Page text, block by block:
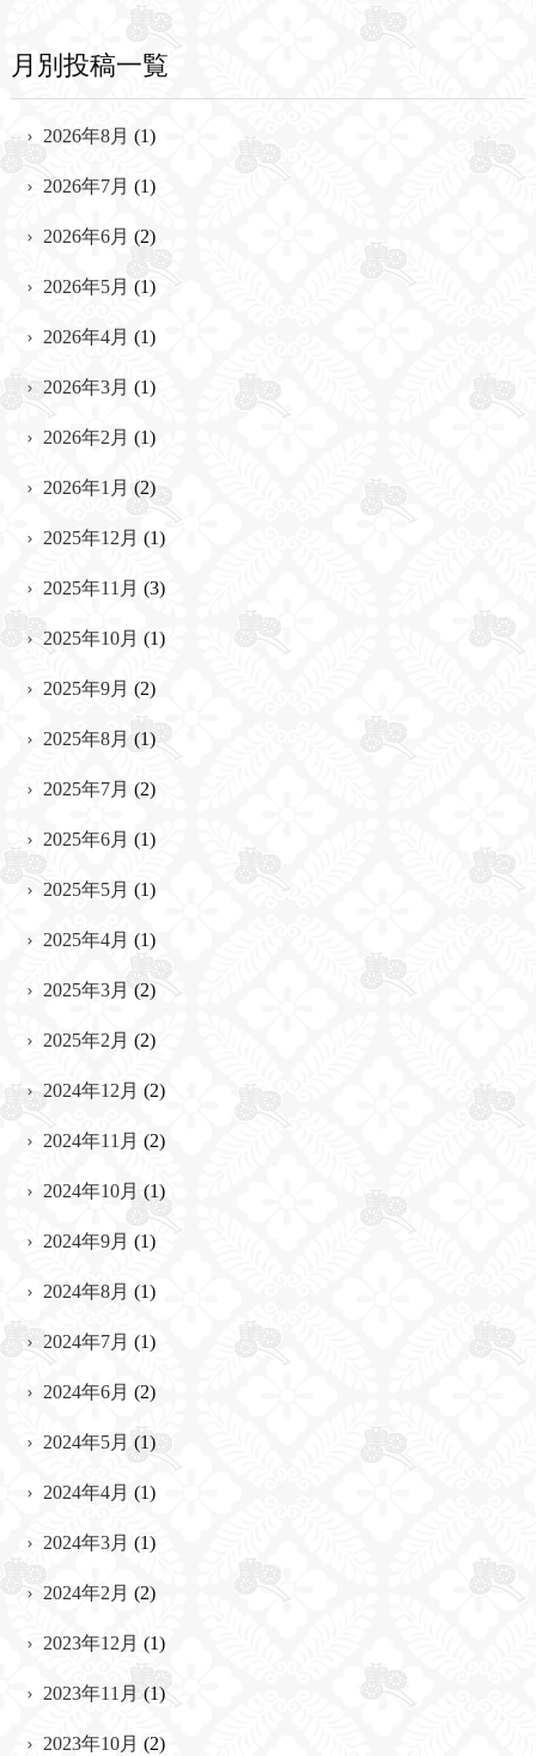
月別投稿一覧
2026年8月 (1)
2026年7月 (1)
2026年6月 (2)
2026年5月 (1)
2026年4月 (1)
2026年3月 (1)
2026年2月 (1)
2026年1月 (2)
2025年12月 (1)
2025年11月 (3)
2025年10月 (1)
2025年9月 (2)
2025年8月 (1)
2025年7月 (2)
2025年6月 (1)
2025年5月 (1)
2025年4月 (1)
2025年3月 (2)
2025年2月 (2)
2024年12月 (2)
2024年11月 (2)
2024年10月 (1)
2024年9月 (1)
2024年8月 (1)
2024年7月 (1)
2024年6月 (2)
2024年5月 (1)
2024年4月 (1)
2024年3月 (1)
2024年2月 (2)
2023年12月 (1)
2023年11月 (1)
2023年10月 (2)